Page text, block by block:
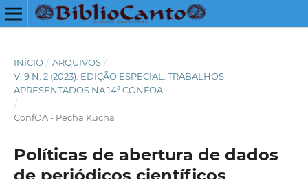
INÍCIO / ARQUIVOS /
V. 9 N. 2 (2023): EDIÇÃO ESPECIAL: TRABALHOS
APRESENTADOS NA 14ª CONFOA
/
ConfOA - Pecha Kucha
Políticas de abertura de dados